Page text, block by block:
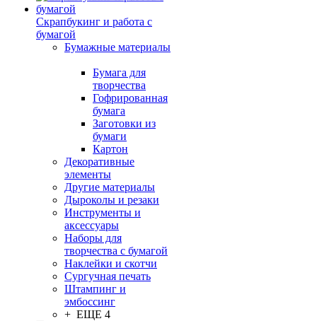
Скрапбукинг и работа с
бумагой
Бумажные материалы
Бумага для
творчества
Гофрированная
бумага
Заготовки из
бумаги
Картон
Декоративные
элементы
Другие материалы
Дыроколы и резаки
Инструменты и
аксессуары
Наборы для
творчества с бумагой
Наклейки и скотчи
Сургучная печать
Штампинг и
эмбоссинг
+ ЕЩЕ 4